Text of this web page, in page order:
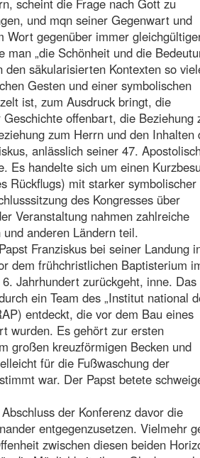
scheint die Frage nach Gott zu
und mqn seiner Gegenwart und
Wort gegenüber immer
man „die Schönheit und die
säkularisierten Kontexten so
Gesten und einer symbolischen
ist, zum Ausdruck bringt, die
offenbart, die Beziehung
zum Herrn und den Inhalten
anlässlich seiner 47.
Es handelte sich um einen
Rückflugs) mit starker symbolischer
des Kongresses über
Veranstaltung nahmen zahlreiche
anderen Ländern teil.
Franziskus bei seiner Landung
dem frühchristlichen Baptisterium
Jahrhundert zurückgeht, inne. Das
ein Team des „Institut national
entdeckt, die vor dem Bau eines
wurden. Es gehört zur ersten
großen kreuzförmigen Becken und
für die Fußwaschung der
war. Der Papst betete
der Konferenz davor die
entgegenzusetzen. Vielmehr
zwischen diesen beiden